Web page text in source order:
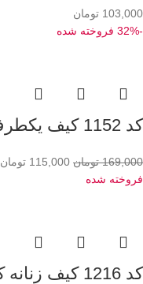
103,000 تومان
-32%
فروخته شده
کد 1152 کیف یکطرفه دخترانه هرمس
169,000 تومان 115,000 تومان
فروخته شده
کد 1216 کیف زنانه کتابی جلو زیپ